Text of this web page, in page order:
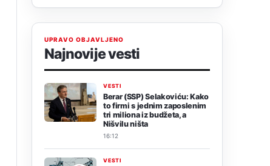
UPRAVO OBJAVLJENO
Najnovije vesti
VESTI
Berar (SSP) Selakoviću: Kako
to firmi s jednim zaposlenim
tri miliona iz budžeta, a
Nišvilu ništa
16:12
VESTI